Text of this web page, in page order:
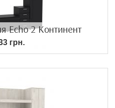
Echo 2 Континент
грн.